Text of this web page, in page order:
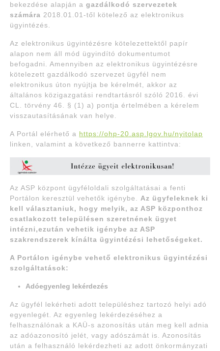
bekezdése alapján a gazdálkodó szervezetek
számára 2018.01.01-től kötelező az elektronikus
ügyintézés.
Az elektronikus ügyintézésre kötelezettektől papír
alapon nem áll mód ügyindító dokumentumot
befogadni. Amennyiben az elektronikus ügyintézésre
kötelezett gazdálkodó szervezet ügyfél nem
elektronikus úton nyújtja be kérelmét, akkor az
általános közigazgatási rendtartásról szóló 2016. évi
CL. törvény 46. § (1) a) pontja értelmében a kérelem
visszautasításának van helye.
A Portál elérhető a https://ohp-20.asp.lgov.hu/nyitolap
linken, valamint a következő bannerre kattintva:
Az ASP központ ügyféloldali szolgáltatásai a fenti
Portálon keresztül vehetők igénybe. Az ügyfeleknek ki
kell választaniuk, hogy melyik, az ASP központhoz
csatlakozott településen szeretnének ügyet
intézni,ezután vehetik igénybe az ASP
szakrendszerek kínálta ügyintézési lehetőségeket.
A Portálon igénybe vehető elektronikus ügyintézési
szolgáltatások:
Adóegyenleg lekérdezés
Az ügyfél lekérheti adott településhez tartozó helyi adó
egyenlegét. Az egyenleg lekérdezéséhez a
felhasználónak a KAÜ-s azonosítás után meg kell adnia
az adóazonosító jelét, vagy adószámát is. Azonosítás
után a felhasználó lekérdezheti az adott önkormányzati